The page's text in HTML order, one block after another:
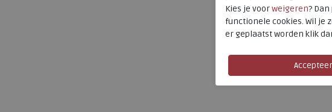
Kies je voorweigeren?
functionele cookies. Wil je
er geplaatst worden klik